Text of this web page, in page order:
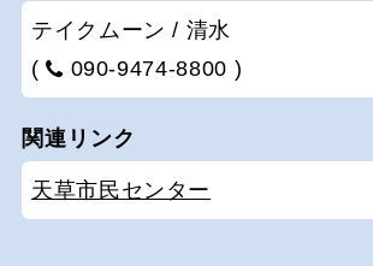
テイクムーン / 清水
(
090-9474-8800 )
関連リンク
天草市民センター